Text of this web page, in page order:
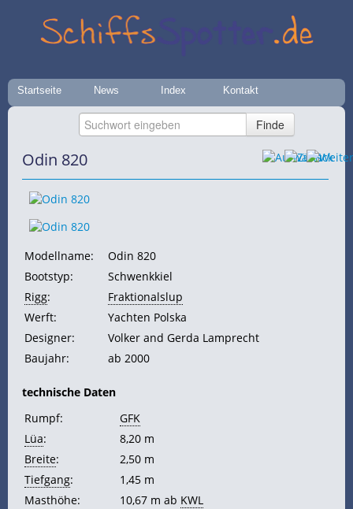
Startseite News Index Kontakt
Odin 820
Modellname:
Odin 820
Bootstyp:
Schwenkkiel
Rigg:
Fraktionalslup
Werft:
Yachten Polska
Designer:
Volker and Gerda Lamprecht
Baujahr:
ab 2000
technische Daten
Rumpf:
GFK
Lüa:
8,20 m
Breite:
2,50 m
Tiefgang:
1,45 m
Masthöhe:
10,67 m ab KWL